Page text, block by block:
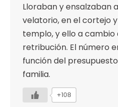
Lloraban y ensalzaban
velatorio, en el cortejo
templo, y ello a
retribución. El número
función del
familia.
+108